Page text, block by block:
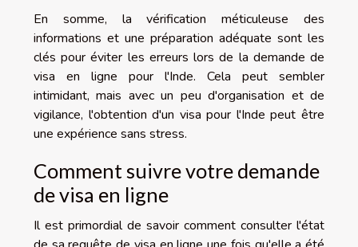
En somme, la vérification méticuleuse des
informations et une préparation adéquate sont les
clés pour éviter les erreurs lors de la demande de
visa en ligne pour l'Inde. Cela peut sembler
intimidant, mais avec un peu d'organisation et de
vigilance, l'obtention d'un visa pour l'Inde peut être
une expérience sans stress.
Comment suivre votre demande
de visa en ligne
Il est primordial de savoir comment consulter l'état